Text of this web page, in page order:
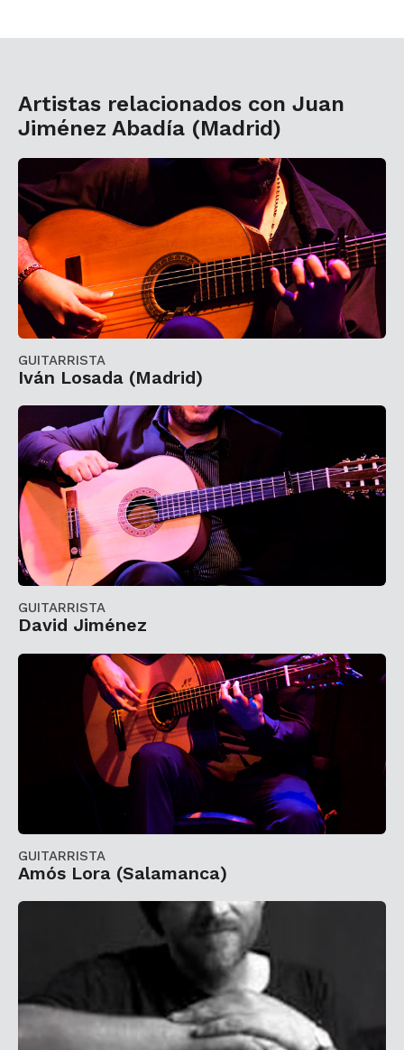
Artistas relacionados con Juan
Jiménez Abadía (Madrid)
GUITARRISTA
Iván Losada (Madrid)
GUITARRISTA
David Jiménez
GUITARRISTA
Amós Lora (Salamanca)